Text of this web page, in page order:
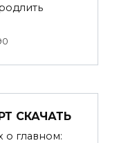
СКАЧАТЬ
о главном: